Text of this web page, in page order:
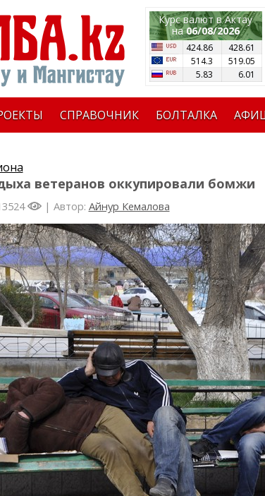
Курс валют в Актау
на06/08/2026
424.86
428.61
514.3
519.05
5.83
6.01
СПРАВОЧНИК БОЛТАЛКА
ветеранов оккупировали бомжи
| Автор: Айнур Кемалова